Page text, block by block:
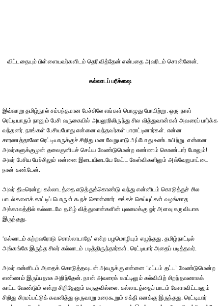
விட்டதையும் பிள்ளையவர்களிடம் தெரிவித்தேன் என்பதை அவரிடம் சொன்னேன்.
கல்லாடப் பரீக்ஷை
இவ்வாறு தமிழ்நூல் சம்பந்தமான பேச்சிலே எங்கள் பொழுது போயிற்று. ஒரு நாள்
ரெட்டியாரும் நானும் பேசி வருகையில் அயலூரிலிருந்து சில வித்துவான்கள் அவரைப் பார்க்க
வந்தனர். நாங்கள் பேசியபோது என்னை வந்தவர்கள் பாராட்டினார்கள். என்ன
காரணத்தாலோ ரெட்டியாருக்குச் சிறிது மன வேறுபாடு அப்போது உண்டாயிற்று. என்னை
அவர்களுக்குமுன் தலைகுனியச் செய்ய வேண்டுமென்ற எண்ணம் கொண்டார் போலும்!
அவர் பேசிய பேச்சிலும் என்னை இடையிடையே கேட்ட கேள்விகளிலும் அவ்வேறுபாட்டை
நான் கண்டேன்.
அவர் திடீரென்று கல்லாடத்தை எடுத்துக்கொண்டு வந்து என்னிடம் கொடுத்துச் சில
பாடல்களைக் காட்டிப் பொருள் கூறச் சொன்னார். சங்கச் செய்யுட்கள் வழங்காத
அக்காலத்தில் கல்லாடமே தமிழ் வித்துவான்களின் புலமைக்கு ஓர் அளவு கருவியாக
இருந்தது.
‘கல்லாடம் கற்றவரோடு சொல்லாடாதே’ என்ற பழமொழியும் எழுந்தது. தமிழ்நாட்டில்
அங்கங்கே இருந்த சிலர் கல்லாடம் படித்திருந்தார்கள். ரெட்டியார் அதைப் படித்தவர்.
அவர் என்னிடம் அதைக் கொடுத்தவுடன் அவருக்கு என்னை ‘மட்டம் தட்ட’ வேண்டுமென்ற
எண்ணம் இருப்பதாக அறிந்தேன். நான் அவரைக் காட்டிலும் கல்வியிற் சிறந்தவனாகக்
காட்ட வேண்டும் என்று சிறிதேனும் கருதவில்லை. கல்லாடத்தைப் பாடம் கேளாவிட்டாலும்
சிறிது சிரமப்பட்டுக் கவனித்து ஒருவாறு உரைகூறும் சக்தி எனக்கு இருந்தது. ரெட்டியார்